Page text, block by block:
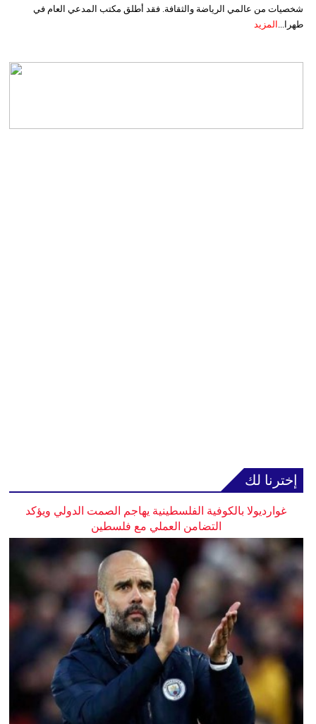
شخصيات من عالمي الرياضة والثقافة. فقد أطلق مكتب المدعي العام في
طهرا... المزيد
إخترنا لك
غوارديولا بالكوفية الفلسطينية يهاجم الصمت الدولي ويؤكد
التضامن العملي مع فلسطين